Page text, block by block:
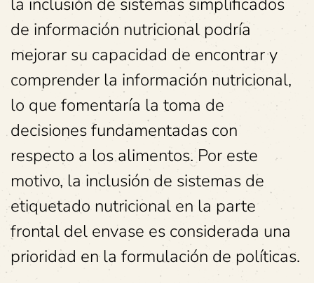
de información nutricional podría
mejorar su capacidad de encontrar y
comprender la información nutricional,
lo que fomentaría la toma de
decisiones fundamentadas con
respecto a los alimentos. Por este
motivo, la inclusión de sistemas de
etiquetado nutricional en la parte
frontal del envase es considerada una
prioridad en la formulación de políticas.